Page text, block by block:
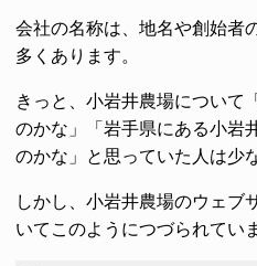
会社の名称は、地名や創始者
多くあります。
きっと、小岩井農場について
のかな」「岩手県にある小岩
のかな」と思っていた人は少
しかし、小岩井農場のウェブ
いてこのようにつづられてい